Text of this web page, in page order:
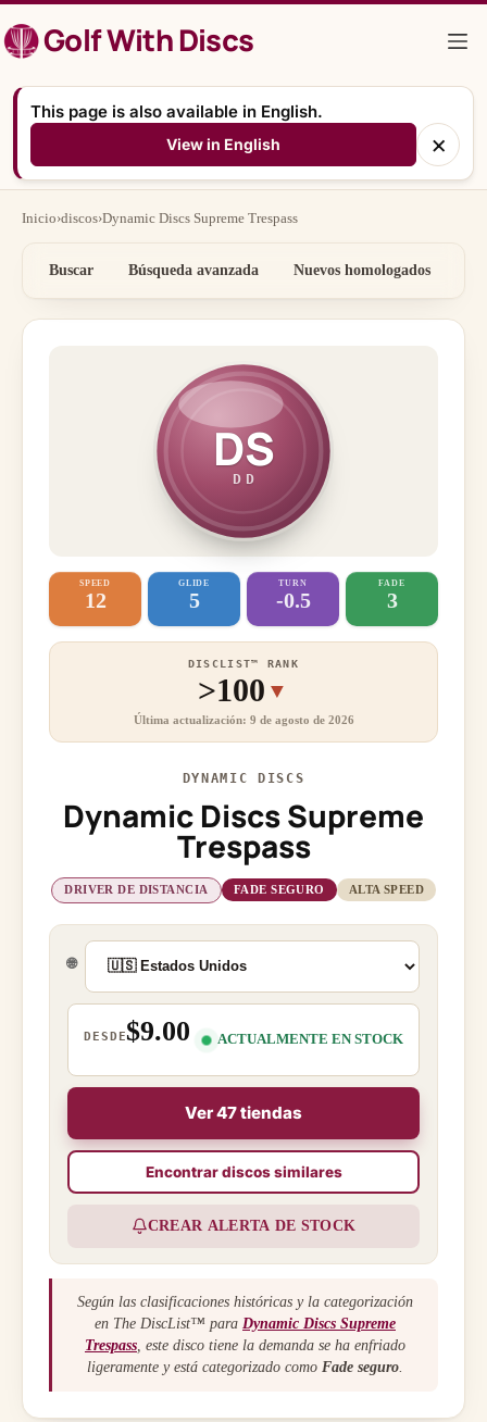
al
contenidoGolf With Discs
This page is also available in English.
View in English ×
Inicio›discos›Dynamic Discs Supreme Trespass
Buscar Búsqueda avanzada Nuevos homologados
DS
DD
SPEED
12
GLIDE
5
TURN
-0.5
FADE
3
DISCLIST™ RANK
>100 ▼
Última actualización: 9 de agosto de 2026
DYNAMIC DISCS
Dynamic Discs Supreme
Trespass
DRIVER DE DISTANCIA FADE SEGURO ALTA SPEED
🌐
DESDE$9.00 ACTUALMENTE EN STOCK
Ver 47 tiendas
Encontrar discos similares
CREAR ALERTA DE STOCK
Según las clasificaciones históricas y la categorización
en The DiscList™ para Dynamic Discs Supreme
Trespass , este disco tiene la demanda se ha enfriado
ligeramente y está categorizado como Fade seguro